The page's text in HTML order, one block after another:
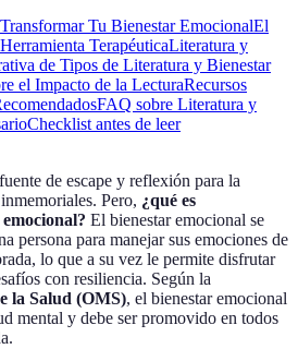
Tu Bienestar EmocionalEl
TerapéuticaLiteratura y
de Tipos de Literatura y Bienestar
el Impacto de la LecturaRecursos
FAQ sobre Literatura y
Checklist antes de leer
de escape y reflexión para la
Pero, ¿qué es
El bienestar emocional se
persona para manejar sus emociones de
lo que a su vez le permite disfrutar
con resiliencia. Según la
la Salud (OMS), el bienestar emocional
mental y debe ser promovido en todos